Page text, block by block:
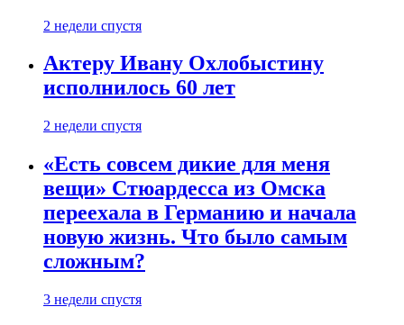
2 недели спустя
Актеру Ивану Охлобыстину
исполнилось 60 лет
2 недели спустя
«Есть совсем дикие для меня
вещи» Стюардесса из Омска
переехала в Германию и начала
новую жизнь. Что было самым
сложным?
3 недели спустя